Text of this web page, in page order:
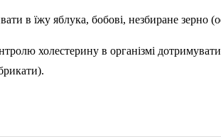
в їжу яблука, бобові, незбиране зерно
холестерину в організмі